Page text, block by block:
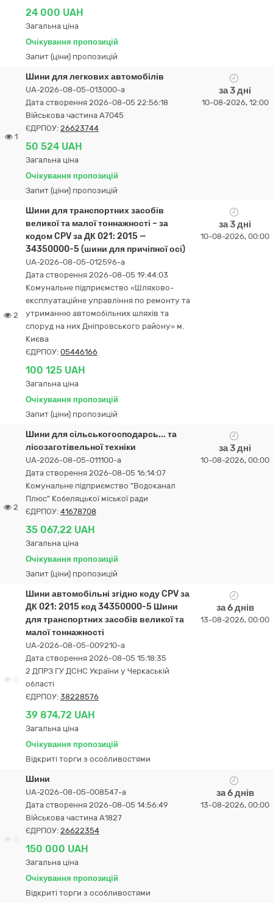
24 000 UAH
Загальна ціна
Очікування пропозицій
Запит (ціни) пропозицій
1
Шини для легкових автомобілів
UA-2026-08-05-013000-a
Дата створення 2026-08-05 22:56:18
Військова частина А7045
ЄДРПОУ: 26623744
50 524 UAH
Загальна ціна
Очікування пропозицій
Запит (ціни) пропозицій
за 3 дні
10-08-2026, 12:00
2
Шини для транспортних засобів
великої та малої тоннажності – за
кодом CPV за ДК 021: 2015 —
34350000-5 (шини для причіпної осі)
UA-2026-08-05-012596-a
Дата створення 2026-08-05 19:44:03
Комунальне підприємство «Шляхово-
експлуатаційне управління по ремонту та
утриманню автомобільних шляхів та
споруд на них Дніпровського району» м.
Києва
ЄДРПОУ: 05446166
100 125 UAH
Загальна ціна
Очікування пропозицій
Запит (ціни) пропозицій
за 3 дні
10-08-2026, 00:00
2
Шини для сільськогосподарсь... та
лісозаготівельної техніки
UA-2026-08-05-011100-a
Дата створення 2026-08-05 16:14:07
Комунальне підприємство "Водоканал
Плюс" Кобеляцької міської ради
ЄДРПОУ: 41678708
35 067,22 UAH
Загальна ціна
Очікування пропозицій
Запит (ціни) пропозицій
за 3 дні
10-08-2026, 00:00
0
Шини автомобільні згідно коду CPV за
ДК 021: 2015 код 34350000-5 Шини
для транспортних засобів великої та
малої тоннажності
UA-2026-08-05-009210-a
Дата створення 2026-08-05 15:18:35
2 ДПРЗ ГУ ДСНС України у Черкаській
області
ЄДРПОУ: 38228576
39 874,72 UAH
Загальна ціна
Очікування пропозицій
Відкриті торги з особливостями
за 6 днів
13-08-2026, 00:00
Шини
UA-2026-08-05-008547-a
Дата створення 2026-08-05 14:56:49
Військова частина А1827
ЄДРПОУ: 26622354
150 000 UAH
Загальна ціна
Очікування пропозицій
Відкриті торги з особливостями
за 6 днів
13-08-2026, 00:00